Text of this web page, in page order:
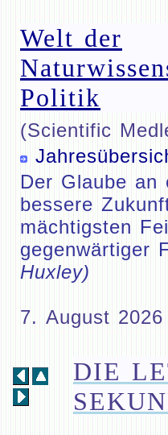
Welt der
Politik
(Scientific
Der Glaube an
bessere
mächtigsten
gegenwärtiger
Huxley)
7. August 2026
DIE